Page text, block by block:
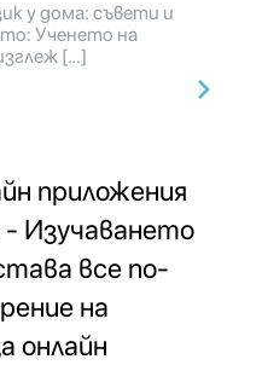
у дома: съвети и
Ученето на
[…]
приложения
- Изучаването
все по-
на
онлайн